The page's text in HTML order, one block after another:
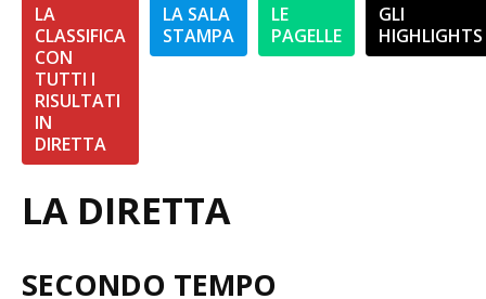
LA
CLASSIFICA
CON
TUTTI I
RISULTATI
IN
DIRETTA
LA SALA
STAMPA
LE
PAGELLE
GLI
HIGHLIGHTS
LA DIRETTA
SECONDO TEMPO